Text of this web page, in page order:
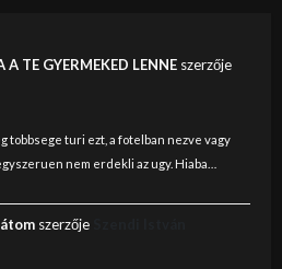
A TE GYERMEKED LENNEszerzője
tobbsege turi ezt, a fotelban nezve vagy
nem erdekli az ugy. Hiaba…
szerzője